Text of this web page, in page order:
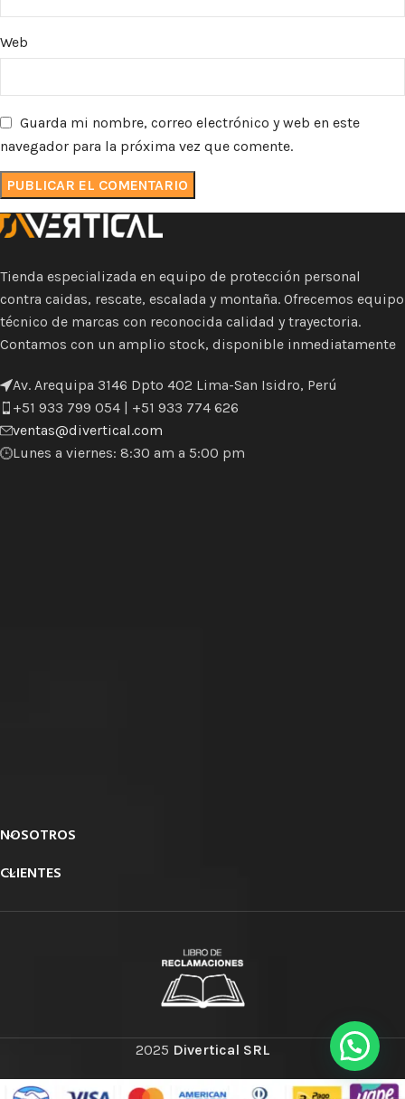
Web
Guarda mi nombre, correo electrónico y web en este
navegador para la próxima vez que comente.
Tienda especializada en equipo de protección personal
contra caidas, rescate, escalada y montaña. Ofrecemos equipo
técnico de marcas con reconocida calidad y trayectoria.
Contamos con un amplio stock, disponible inmediatamente
Av. Arequipa 3146 Dpto 402 Lima-San Isidro, Perú
+51 933 799 054 | +51 933 774 626
ventas@divertical.com
Lunes a viernes: 8:30 am a 5:00 pm
NOSOTROS
CLIENTES
2025 Divertical SRL